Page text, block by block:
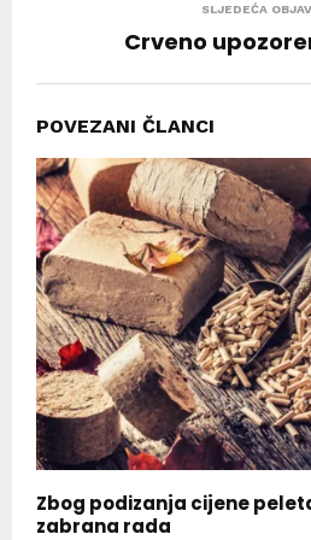
SLJEDEĆA
Crveno
POVEZANI ČLANCI
Zbog podizanja cijene
zabrana rada